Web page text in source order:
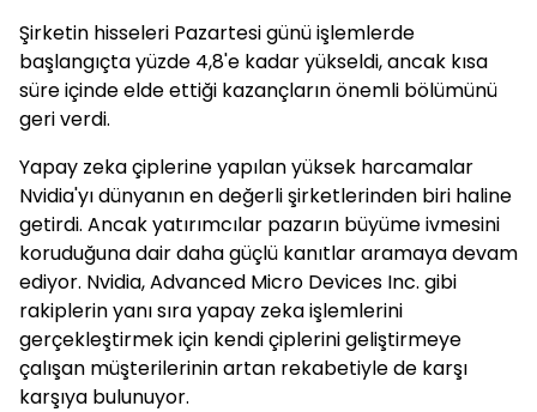
Şirketin hisseleri Pazartesi günü işlemlerde
başlangıçta yüzde 4,8'e kadar yükseldi, ancak kısa
süre içinde elde ettiği kazançların önemli bölümünü
geri verdi.
Yapay zeka çiplerine yapılan yüksek harcamalar
Nvidia'yı dünyanın en değerli şirketlerinden biri haline
getirdi. Ancak yatırımcılar pazarın büyüme ivmesini
koruduğuna dair daha güçlü kanıtlar aramaya devam
ediyor. Nvidia, Advanced Micro Devices Inc. gibi
rakiplerin yanı sıra yapay zeka işlemlerini
gerçekleştirmek için kendi çiplerini geliştirmeye
çalışan müşterilerinin artan rekabetiyle de karşı
karşıya bulunuyor.